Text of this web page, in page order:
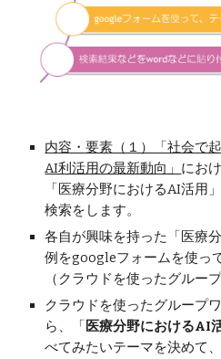
内容・要素（１）「社会で
AI利活用の最新動向」 にお
「医療分野におけるAI活用
検索をします。
各自が興味を持った「医療
例をgoogleフォームを使っ
（クラウドを使ったグルー
クラウドを使ったグループ
ら、「医療分野におけるAI
べてみたいテーマを決めて